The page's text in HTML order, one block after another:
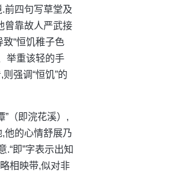
前四句写草堂及
曾靠故人严武接
“恒饥稚子色
举重该轻的手
强调“恒饥”的
”（即浣花溪）,
他的心情舒展乃
.“即”字表示出知
略相映带,似对非